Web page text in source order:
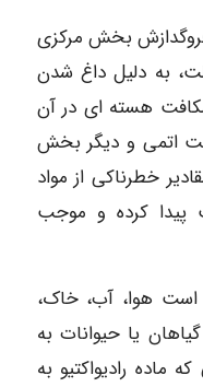
بخش مرکزی
به دلیل داغ شدن
هسته ای در آن
اتمی و دیگر بخش
خطرناکی از مواد
پیدا کرده و موجب
است هوا، آب، خاک،
یا حیوانات به
ماده رادیواکتیو به